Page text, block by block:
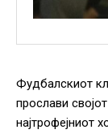
Фудбалскиот
прослави
најтрофејниот